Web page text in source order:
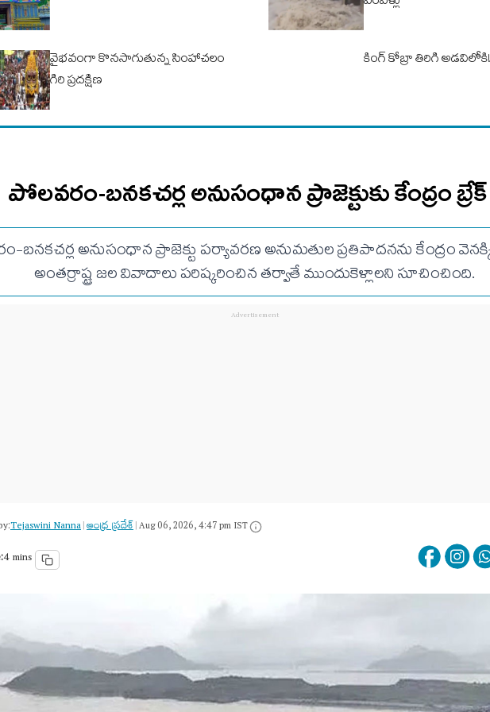
వైభవంగా కొనసాగుతున్న సింహాచలం
గిరి ప్రదక్షిణ
కింగ్ కోబ్రా తిరిగి అడవిలోకి!
పోలవరం-బనకచర్ల అనుసంధాన ప్రాజెక్టుకు కేంద్రం
బనకచర్ల అనుసంధాన ప్రాజెక్టు పర్యావరణ అనుమతుల ప్రతిపాదనను కేంద్రం
అంతర్రాష్ట్ర జల వివాదాలు పరిష్కరించిన తర్వాతే ముందుకెళ్లాలని సూచించింది.
Tejaswini Nanna|ఆంధ్ర ప్రదేశ్|Aug 06, 2026, 4:47 pm IST
4 mins